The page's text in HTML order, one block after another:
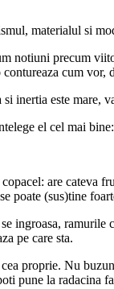
materialul si
notiuni precum
contureaza cum
inertia este mare,
el cel mai bine:
are cateva
poate (sus)tine
ingroasa, ramurile
pe care sta.
cea proprie. Nu
pune la radacina